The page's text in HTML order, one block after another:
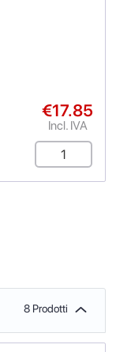
€17.85
Incl. IVA
8 Prodotti